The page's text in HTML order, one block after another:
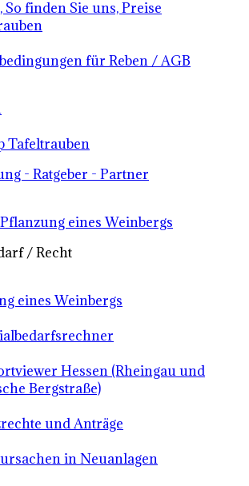
So finden Sie uns, Preise
für Reben / AGB
Tafeltrauben
- Ratgeber - Partner
eines Weinbergs
/ Recht
eines Weinbergs
Hessen (Rheingau und
Bergstraße)
und Anträge
in Neuanlagen